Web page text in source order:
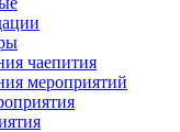
чаепития
мероприятий